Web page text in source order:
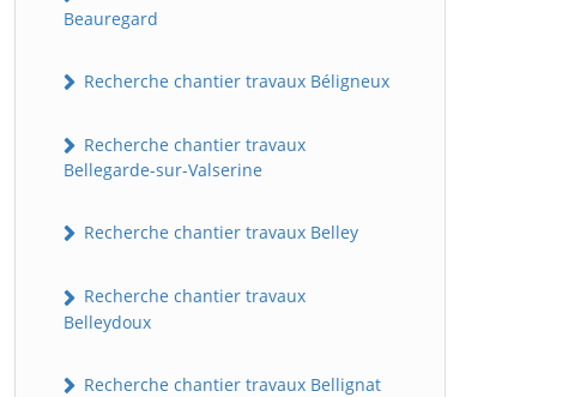
Beauregard
Recherche chantier travaux Béligneux
Recherche chantier travaux
Bellegarde-sur-Valserine
Recherche chantier travaux Belley
Recherche chantier travaux
Belleydoux
Recherche chantier travaux Bellignat